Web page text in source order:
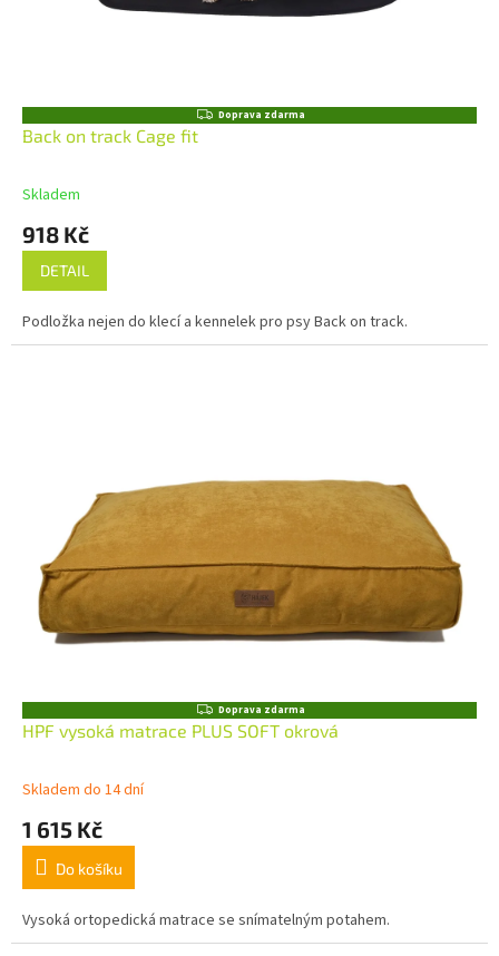
ZDoprava zdarma
Back on track Cage fit
Skladem
918 Kč
DETAIL
Podložka nejen do klecí a kennelek pro psy Back on track.
Z
D
A
Doprava zdarma
HPF vysoká matrace PLUS SOFT okrová
Skladem do 14 dní
1 615 Kč
Do košíku
Vysoká ortopedická matrace se snímatelným potahem.